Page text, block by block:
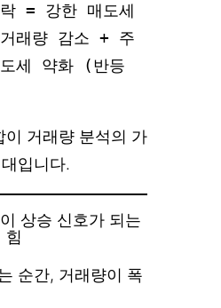
= 강한 매도세
래량 감소 + 주
세 약화 (반등
이 거래량 분석의 가
입니다.
상승 신호가 되는
순간, 거래량이 폭